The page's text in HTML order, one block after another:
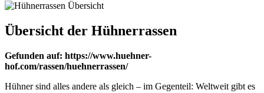
Übersicht der Hühnerrassen
Gefunden auf: https://www.huehner-
hof.com/rassen/huehnerrassen/
Hühner sind alles andere als gleich – im Gegenteil: Weltweit gibt es